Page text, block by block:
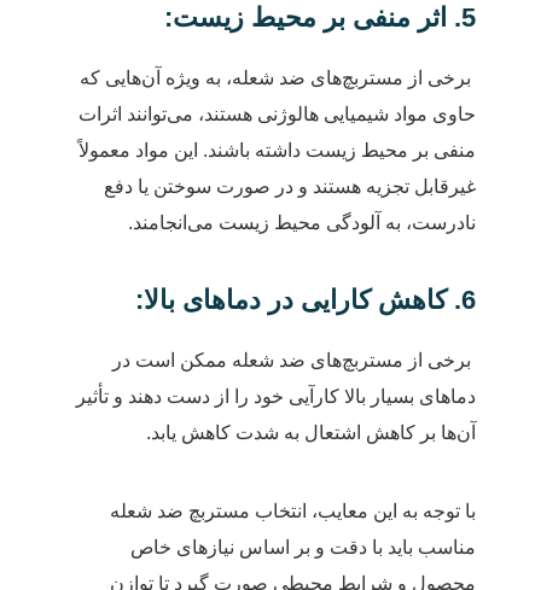
5. اثر منفی بر محیط زیست:
برخی از مستربچ‌های ضد شعله، به ویژه آن‌هایی که
حاوی مواد شیمیایی هالوژنی هستند، می‌توانند اثرات
منفی بر محیط زیست داشته باشند. این مواد معمولاً
غیرقابل تجزیه هستند و در صورت سوختن یا دفع
نادرست، به آلودگی محیط زیست می‌انجامند.
6. کاهش کارایی در دماهای بالا:
برخی از مستربچ‌های ضد شعله ممکن است در
دماهای بسیار بالا کارآیی خود را از دست دهند و تأثیر
آن‌ها بر کاهش اشتعال به شدت کاهش یابد.
با توجه به این معایب، انتخاب مستربچ ضد شعله
مناسب باید با دقت و بر اساس نیازهای خاص
محصول و شرایط محیطی صورت گیرد تا توازن